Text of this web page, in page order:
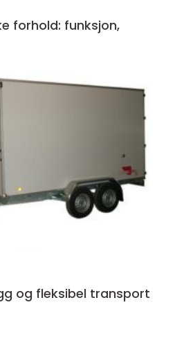
forhold: funksjon,
og fleksibel transport